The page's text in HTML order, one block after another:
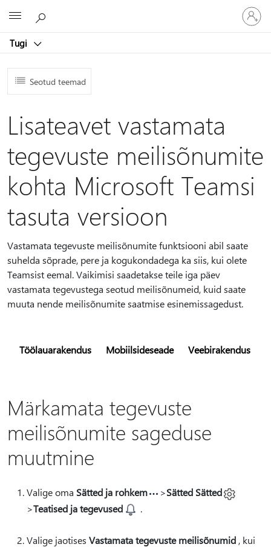
Tugi
Logige
sisse
oma
Seotud teemad
Lisateavet vastamata
tegevuste meilisõnumite
kohta Microsoft Teamsi
tasuta versioon
Vastamata tegevuste meilisõnumite funktsiooni abil saate
suhelda sõprade, pere ja kogukondadega ka siis, kui olete
Teamsist eemal. Vaikimisi saadetakse teile iga päev
vastamata tegevustega seotud meilisõnumeid, kuid saate
muuta nende meilisõnumite saatmise esinemissagedust.
Töölauarakendus Mobiilsideseade Veebirakendus
Märkamata tegevuste
meilisõnumite sageduse
muutmine
Valige oma Sätted ja rohkem >Sätted Sätted
>Teatised ja tegevused .
Valige jaotises Vastamata tegevuste meilisõnumid , kui